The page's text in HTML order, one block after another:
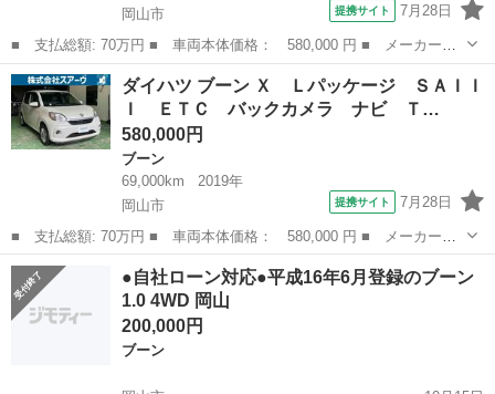
岡山市
提携サイト 7月28日
■ 支払総額: 70万円 ■ 車両本体価格： 580,000 円 ■ メーカー
名： ダイハツ ■ 車種名： ブーン ■ グレード名： Ｘ Ｌパッ
ケージ ＳＡＩＩＩ ＥＴＣ バックカメラ ナビ ＴＶ クリアラ
ンスソナー 衝突...
岡山 岡山市 ブーン
ダイハツ ブーン Ｘ Ｌパッケージ ＳＡＩＩ
Ｉ ＥＴＣ バックカメラ ナビ Ｔ…
580,000円
ブーン
69,000km
2019年
岡山市
提携サイト 7月28日
■ 支払総額: 70万円 ■ 車両本体価格： 580,000 円 ■ メーカー
名： ダイハツ ■ 車種名： ブーン ■ グレード名： Ｘ Ｌパッ
ケージ ＳＡＩＩＩ ＥＴＣ バックカメラ ナビ ＴＶ クリアラ
ンスソナー 衝突...
岡山 ブーン
●自社ローン対応●平成16年6月登録のブーン
1.0 4WD 岡山
200,000円
ブーン